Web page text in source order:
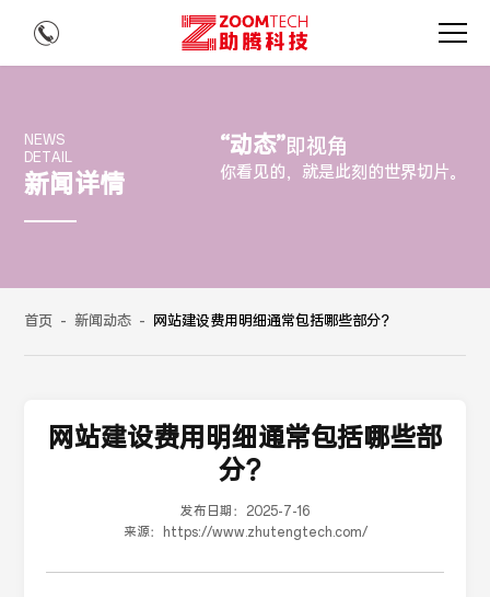
NEWS
DETAIL
新闻详情
“动态”即视角
你看见的，就是此刻的世界切片。
首页 - 新闻动态 - 网站建设费用明细通常包括哪些部分？
网站建设费用明细通常包括哪些部
分？
发布日期： 2025-7-16
来源：
https://www.zhutengtech.com/